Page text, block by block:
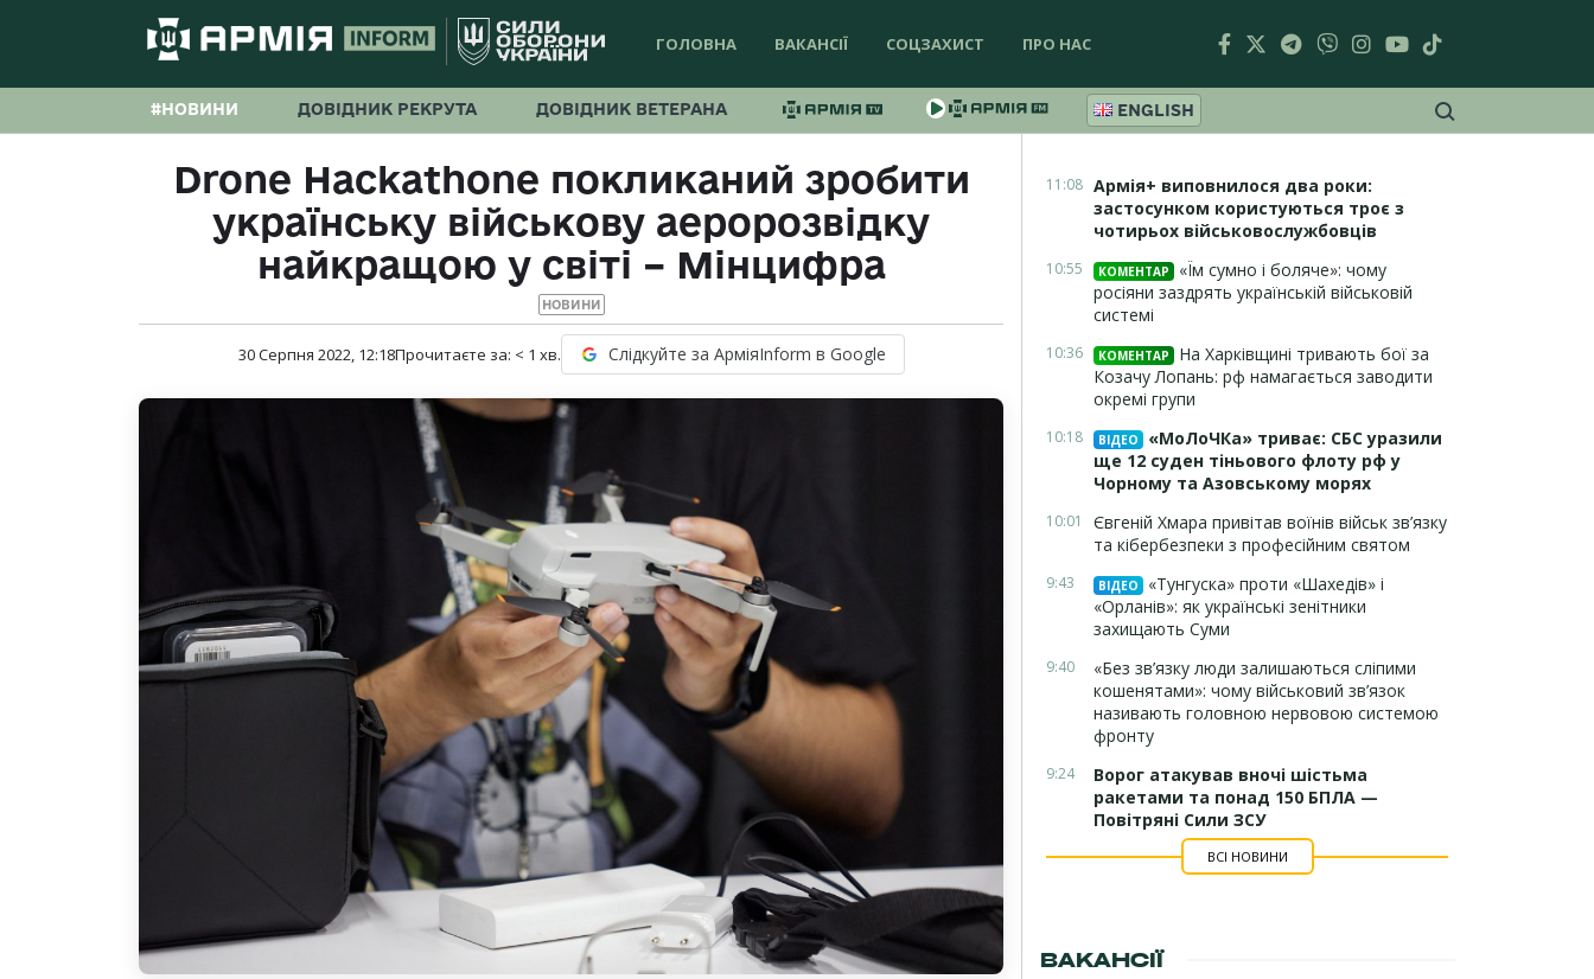
ГОЛОВНА ВАКАНСІЇ СОЦЗАХИСТ ПРО НАС
#НОВИНИ ДОВІДНИК РЕКРУТА ДОВІДНИК ВЕТЕРАНА ENGLISH
Drone Hackathone покликаний зробити
українську військову аеророзвідку
найкращою у світі – Мінцифра
НОВИНИ
30 Серпня 2022, 12:18Прочитаєте за: < 1 хв. Слідкуйте за АрміяInform в Google
11:08 Армія+ виповнилося два роки:
застосунком користуються троє з
чотирьох військовослужбовців
10:55 КОМЕНТАР
«Їм сумно і боляче»: чому
росіяни заздрять українській військовій
системі
10:36 КОМЕНТАР
На Харківщині тривають бої за
Козачу Лопань: рф намагається заводити
окремі групи
10:18 ВІДЕО
«МоЛоЧКа» триває: СБС уразили
ще 12 суден тіньового флоту рф у
Чорному та Азовському морях
10:01
Євгеній Хмара привітав воїнів військ зв’язку
та кібербезпеки з професійним святом
9:43 ВІДЕО
«Тунгуска» проти «Шахедів» і
«Орланів»: як українські зенітники
захищають Суми
9:40
«Без зв’язку люди залишаються сліпими
кошенятами»: чому військовий зв’язок
називають головною нервовою системою
фронту
9:24
Ворог атакував вночі шістьма
ракетами та понад 150 БПЛА —
Повітряні Сили ЗСУ
ВСІ НОВИНИ
ВАКАНСІЇ